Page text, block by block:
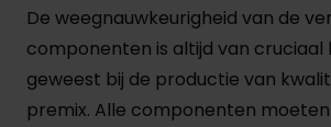
De weegnauwkeurigheid van de
componenten is altijd van cruciaal
geweest bij de productie van
premix. Alle componenten